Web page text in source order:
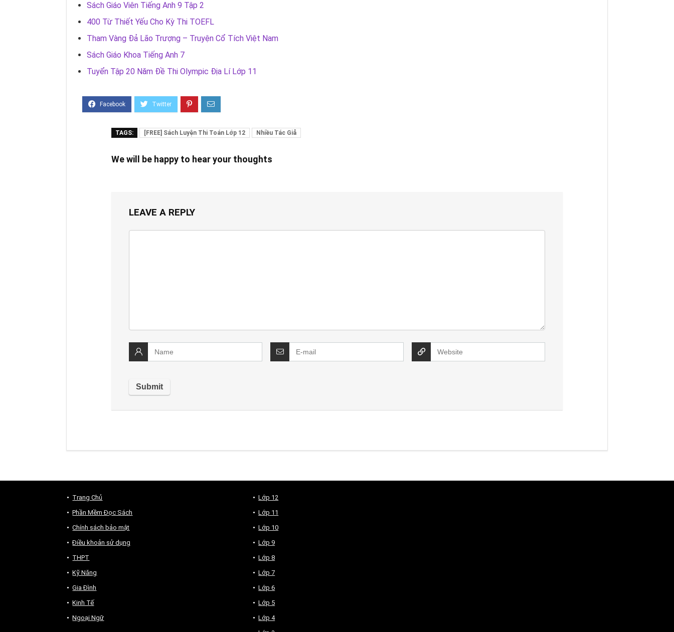
Sách Giáo Viên Tiếng Anh 9 Tập 2
400 Từ Thiết Yếu Cho Kỳ Thi TOEFL
Tham Vàng Đả Lão Trượng – Truyện Cổ Tích Việt Nam
Sách Giáo Khoa Tiếng Anh 7
Tuyển Tập 20 Năm Đề Thi Olympic Địa Lí Lớp 11
TAGS: [FREE] Sách Luyện Thi Toán Lớp 12 Nhiều Tác Giả
We will be happy to hear your thoughts
LEAVE A REPLY
Trang Chủ
Phần Mềm Đọc Sách
Chính sách bảo mật
Điều khoản sử dụng
THPT
Kỹ Năng
Gia Đình
Kinh Tế
Ngoại Ngữ
Lớp 12
Lớp 11
Lớp 10
Lớp 9
Lớp 8
Lớp 7
Lớp 6
Lớp 5
Lớp 4